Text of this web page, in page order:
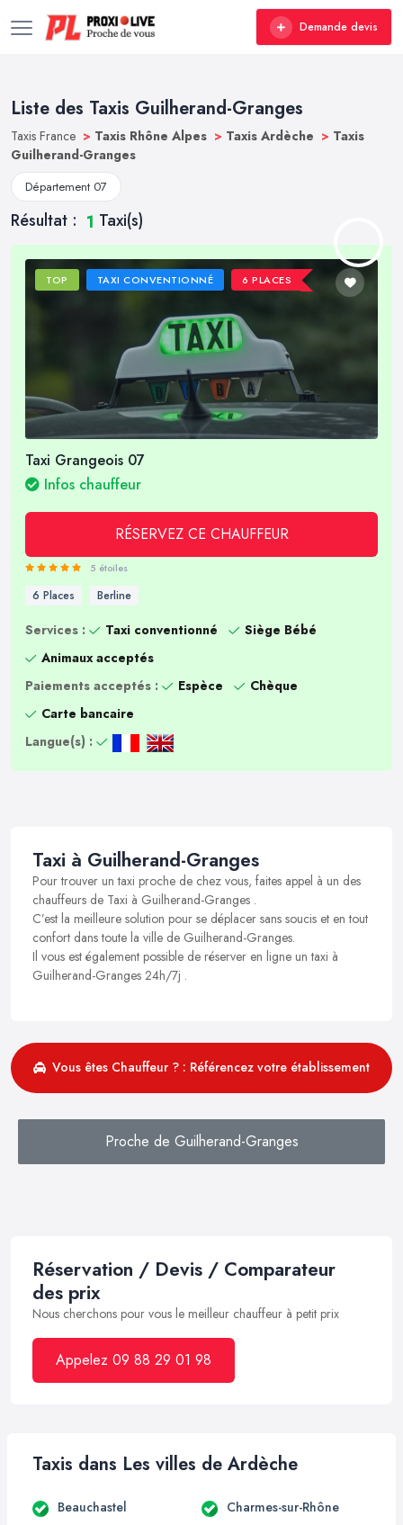
Demande devis
Liste des Taxis Guilherand-Granges
Taxis France > Taxis Rhône Alpes > Taxis Ardèche > Taxis
Guilherand-Granges
Département 07
Résultat : 1 Taxi(s)
TOP TAXI CONVENTIONNÉ 6 PLACES
Taxi Grangeois 07
Infos chauffeur
RÉSERVEZ CE CHAUFFEUR
5 étoiles
6 Places Berline
Services : Taxi conventionné
Siège Bébé
Animaux acceptés
Paiements acceptés :
Espèce
Chèque
Carte bancaire
Langue(s) :
Taxi à Guilherand-Granges
Pour trouver un taxi proche de chez vous, faites appel à un des
chauffeurs de Taxi à Guilherand-Granges .
C’est la meilleure solution pour se déplacer sans soucis et en tout
confort dans toute la ville de Guilherand-Granges.
Il vous est également possible de réserver en ligne un taxi à
Guilherand-Granges 24h/7j .
Vous êtes Chauffeur ? : Référencez votre établissement
Proche de Guilherand-Granges
Réservation / Devis / Comparateur
des prix
Nous cherchons pour vous le meilleur chauffeur à petit prix
Appelez 09 88 29 01 98
Taxis dans Les villes de Ardèche
Beauchastel Charmes-sur-Rhône